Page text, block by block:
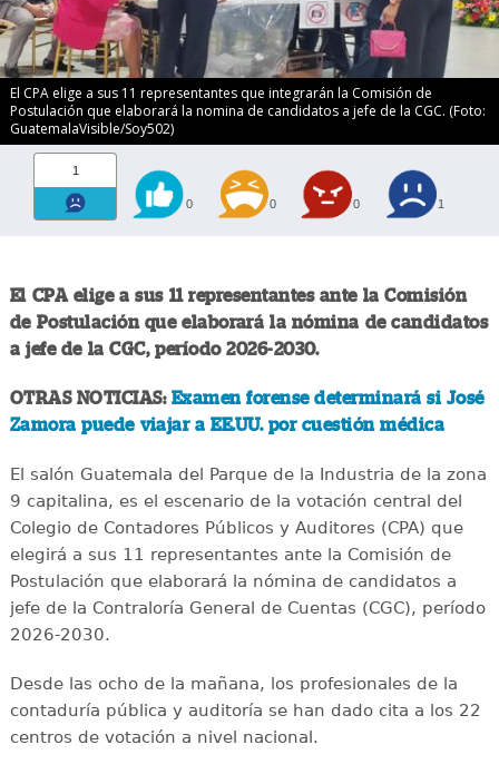
El CPA elige a sus 11 representantes que integrarán la Comisión de
Postulación que elaborará la nomina de candidatos a jefe de la CGC. (Foto:
GuatemalaVisible/Soy502)
1
0 0 0 1
El CPA elige a sus 11 representantes ante la Comisión
de Postulación que elaborará la nómina de candidatos
a jefe de la CGC, período 2026-2030.
OTRAS NOTICIAS: Examen forense determinará si José
Zamora puede viajar a EE.UU. por cuestión médica
El salón Guatemala del Parque de la Industria de la zona
9 capitalina, es el escenario de la votación central del
Colegio de Contadores Públicos y Auditores (CPA) que
elegirá a sus 11 representantes ante la Comisión de
Postulación que elaborará la nómina de candidatos a
jefe de la Contraloría General de Cuentas (CGC), período
2026-2030.
Desde las ocho de la mañana, los profesionales de la
contaduría pública y auditoría se han dado cita a los 22
centros de votación a nivel nacional.